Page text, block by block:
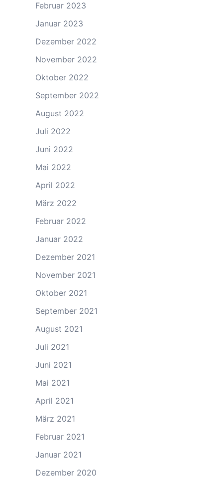
Februar 2023
Januar 2023
Dezember 2022
November 2022
Oktober 2022
September 2022
August 2022
Juli 2022
Juni 2022
Mai 2022
April 2022
März 2022
Februar 2022
Januar 2022
Dezember 2021
November 2021
Oktober 2021
September 2021
August 2021
Juli 2021
Juni 2021
Mai 2021
April 2021
März 2021
Februar 2021
Januar 2021
Dezember 2020